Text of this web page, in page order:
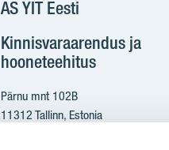
AS YIT Eesti
Kinnisvaraarendus ja
hooneteehitus
Pärnu mnt 102B
11312 Tallinn, Estonia